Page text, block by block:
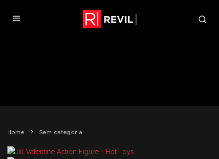
Home
Sem categoria